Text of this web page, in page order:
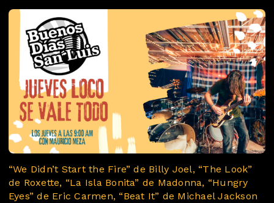
“We Didn’t Start the Fire” de Billy Joel, “The Look”
de Roxette, “La Isla Bonita” de Madonna, “Hungry
Eyes” de Eric Carmen, “Beat It” de Michael Jackson